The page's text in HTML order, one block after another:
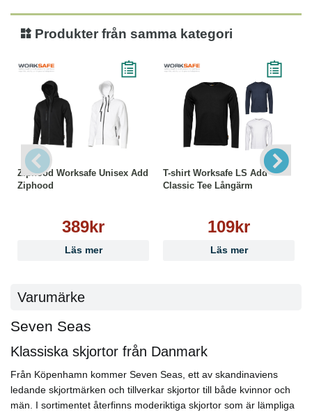
Produkter från samma kategori
Ziphood Worksafe Unisex Add
Ziphood
389kr
Läs mer
T-shirt Worksafe LS Add
Classic Tee Långärm
109kr
Läs mer
Varumärke
Seven Seas
Klassiska skjortor från Danmark
Från Köpenhamn kommer Seven Seas, ett av skandinaviens
ledande skjortmärken och tillverkar skjortor till både kvinnor och
män. I sortimentet återfinns moderiktiga skjortor som är lämpliga